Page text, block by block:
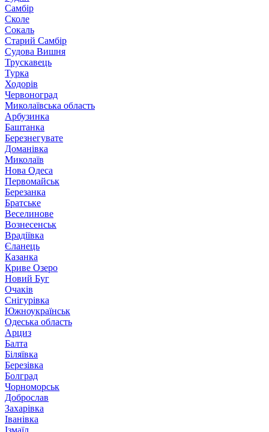
Самбір
Сколе
Сокаль
Старий Самбір
Судова Вишня
Трускавець
Турка
Ходорів
Червоноград
Миколаївська область
Арбузинка
Баштанка
Березнегувате
Доманівка
Миколаїв
Нова Одеса
Первомайськ
Березанка
Братське
Веселинове
Вознесенськ
Врадіївка
Єланець
Казанка
Криве Озеро
Новий Буг
Очаків
Снігурівка
Южноукраїнськ
Одеська область
Арциз
Балта
Біляївка
Березівка
Болград
Чорноморськ
Доброслав
Захарівка
Іванівка
Ізмаїл